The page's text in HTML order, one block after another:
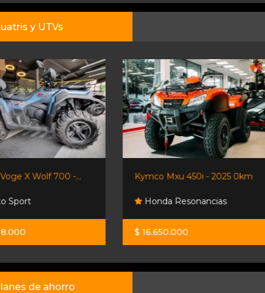
y UTVs
Kymco Mxu 450i - 2025 0km
Honda Resonancias
16.650.000
Polaris Rzr 1000 Xp!!.
Desumvila 4x4
U$S 24.900
de ahorro